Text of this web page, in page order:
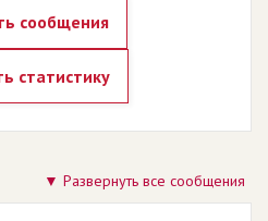
Развернуть все сообщения